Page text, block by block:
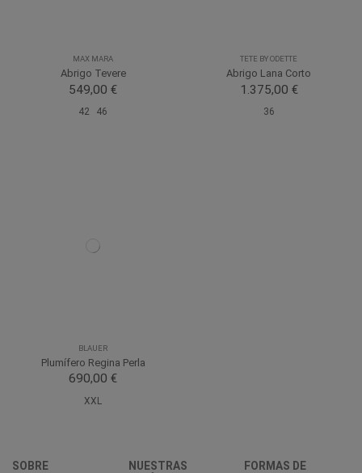
MAX MARA
Abrigo Tevere
549,00 €
42 46
TETE BY ODETTE
Abrigo Lana Corto
1.375,00 €
36
BLAUER
Plumífero Regina Perla
690,00 €
XXL
SOBRE
NUESTRAS
FORMAS DE